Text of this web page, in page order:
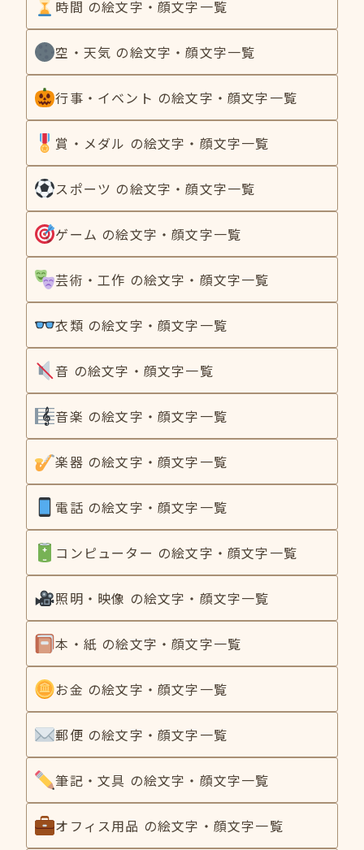
時間 の絵文字・顔文字一覧
空・天気 の絵文字・顔文字一覧
行事・イベント の絵文字・顔文字一覧
賞・メダル の絵文字・顔文字一覧
スポーツ の絵文字・顔文字一覧
ゲーム の絵文字・顔文字一覧
芸術・工作 の絵文字・顔文字一覧
衣類 の絵文字・顔文字一覧
音 の絵文字・顔文字一覧
音楽 の絵文字・顔文字一覧
楽器 の絵文字・顔文字一覧
電話 の絵文字・顔文字一覧
コンピューター の絵文字・顔文字一覧
照明・映像 の絵文字・顔文字一覧
本・紙 の絵文字・顔文字一覧
お金 の絵文字・顔文字一覧
郵便 の絵文字・顔文字一覧
筆記・文具 の絵文字・顔文字一覧
オフィス用品 の絵文字・顔文字一覧